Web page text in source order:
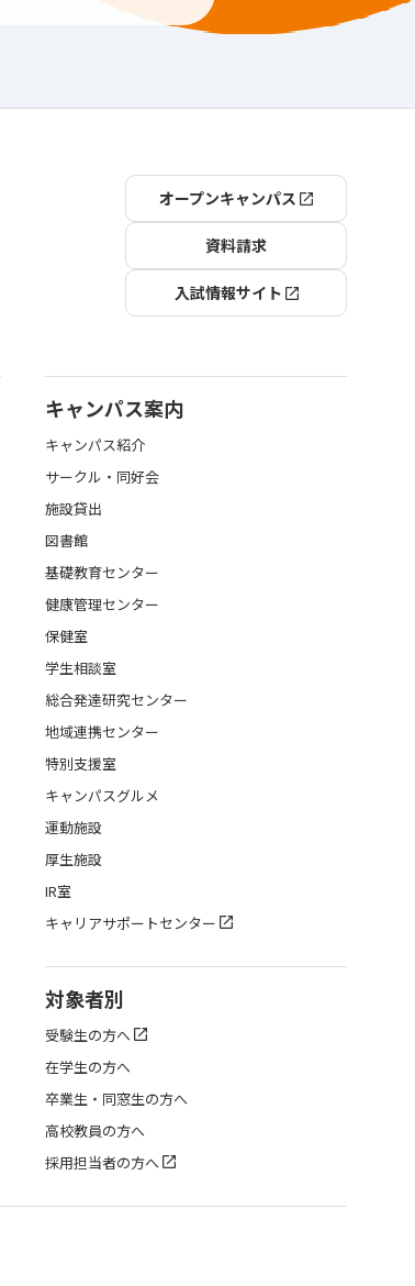
オープンキャンパス
資料請求
入試情報サイト
キャンパス案内
キャンパス紹介
サークル・同好会
施設貸出
図書館
基礎教育センター
健康管理センター
保健室
学生相談室
総合発達研究センター
地域連携センター
特別支援室
キャンパスグルメ
運動施設
厚生施設
IR室
キャリアサポートセンター
対象者別
受験生の方へ
在学生の方へ
卒業生・同窓生の方へ
高校教員の方へ
採用担当者の方へ